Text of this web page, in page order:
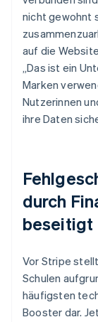
nicht gewohnt
auf die
„Das ist ein
Marken
Nutzerinnen
ihre Daten
durch
beseitigt
Vor Stripe
Schulen
häufigsten
Booster dar.